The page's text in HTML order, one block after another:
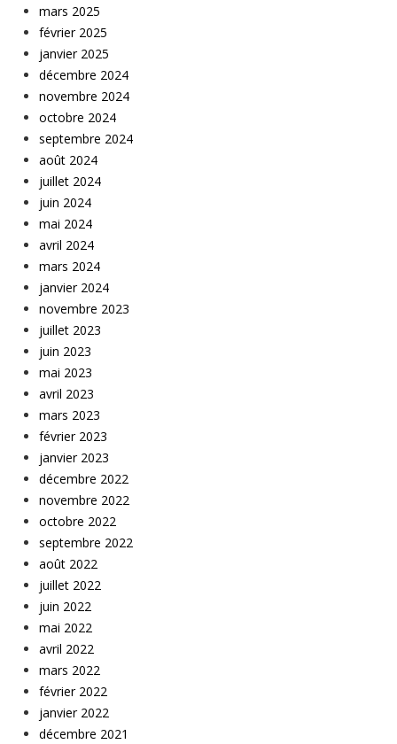
mars 2025
février 2025
janvier 2025
décembre 2024
novembre 2024
octobre 2024
septembre 2024
août 2024
juillet 2024
juin 2024
mai 2024
avril 2024
mars 2024
janvier 2024
novembre 2023
juillet 2023
juin 2023
mai 2023
avril 2023
mars 2023
février 2023
janvier 2023
décembre 2022
novembre 2022
octobre 2022
septembre 2022
août 2022
juillet 2022
juin 2022
mai 2022
avril 2022
mars 2022
février 2022
janvier 2022
décembre 2021